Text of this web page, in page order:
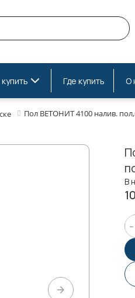
Где купить О
Пол ВЕТОНИТ 4100 налив.
В